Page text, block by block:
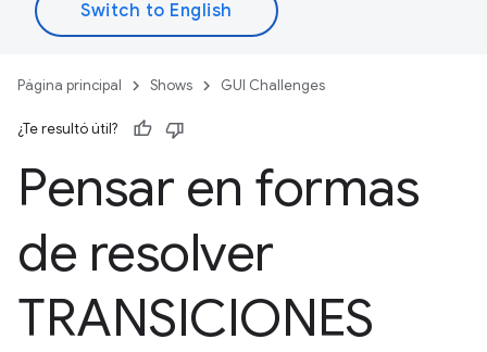
Página principal Shows GUI Challenges
¿Te resultó útil?
Pensar en formas
de resolver
TRANSICIONES